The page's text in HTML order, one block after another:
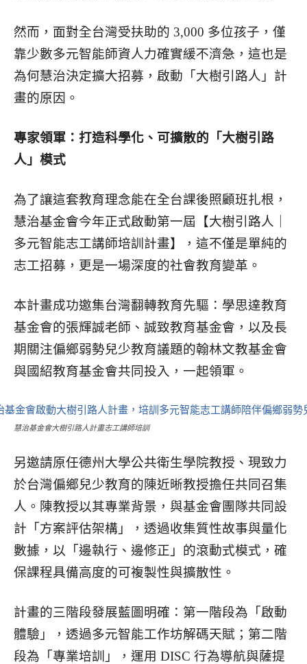
然而，面對全台灣受扶助的 3,000 多位孩子，僅
靠少數多元智能師資人力確實緩不濟急，這也是
為何慧治決定擴大招募，啟動「大樹引路人」計
畫的原因。
專家領軍：打造科學化、可擴散的「大樹引路
人」模式
為了讓這套教育理念能在全台課後照顧班扎根，
慧治基金會今年正式啟動第一屆【大樹引路人｜
多元智能志工講師培訓計畫】，這不僅是單純的
志工招募，更是一場深度的社會教育變革。
本計畫成功邀集台灣翻轉教育先驅：學思達教育
基金會的張輝誠老師、誠致教育基金會，以及長
期關注偏鄉弱勢兒少教育議題的翰林文教基金會
與國紹教育基金會共同投入，一起領軍。
慧治基金會大樹引路人計畫志工講師培訓
另邀請原任德州大學公共衛生學院教授、現致力
於台灣偏鄉兒少教育的陳近晰教授擔任共同召集
人。陳教授以其專業背景，與基金會團隊共同設
計「方案評估架構」，透過收集質性故事與量化
數據，以「邊執行、邊修正」的滾動式模式，確
保課程具備高度的可複製性與擴散性。
計畫的三階段發展藍圖明確：第一階段為「啟動
體驗」，透過多元智能工作坊解碼天賦；第二階
段為「專業培訓」，運用 DISC 行為導航與薩提